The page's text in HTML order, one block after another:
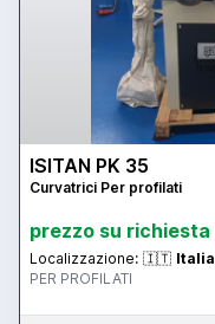
ISITAN PK 35
Curvatrici Per profilati
prezzo su richiesta
Localizzazione: 🇮🇹 Italia
PER PROFILATI